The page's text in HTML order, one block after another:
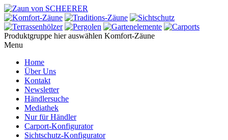
Produktgruppe hier auswählen Komfort-Zäune
Menu
Home
Über Uns
Kontakt
Newsletter
Händlersuche
Mediathek
Nur für Händler
Carport-Konfigurator
Sichtschutz-Konfigurator